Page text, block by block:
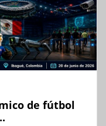
de fútbol